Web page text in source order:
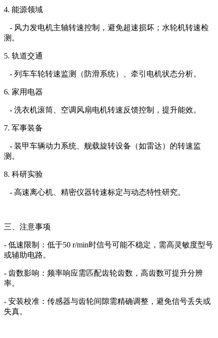
4. 能源领域
- 风力发电机主轴转速控制，避免超速损坏；水轮机转速检
测。
5. 轨道交通
- 列车车轮转速监测（防滑系统）、牵引电机状态分析。
6. 家用电器
- 洗衣机滚筒、空调风扇电机转速反馈控制，提升能效。
7. 军事装备
- 装甲车辆动力系统、舰载旋转设备（如雷达）的转速监
测。
8. 科研实验
- 高速离心机、精密仪器转速标定与动态特性研究。
三、注意事项
- 低速限制：低于50 r/min时信号可能不稳定，需高灵敏度型号
或辅助电路。
- 齿数影响：频率响应需匹配齿轮齿数，高齿数可提升分辨
率。
- 安装校准：传感器与齿轮间隙需精确调整，避免信号丢失或
失真。